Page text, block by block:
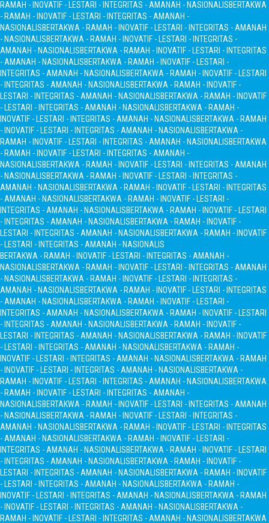
RAMAH - INOVATIF - LESTARI - INTEGRITAS - AMANAH - NASIONALISBERTAKWA
- RAMAH - INOVATIF - LESTARI - INTEGRITAS - AMANAH -
NASIONALISBERTAKWA - RAMAH - INOVATIF - LESTARI - INTEGRITAS - AMANAH
- NASIONALISBERTAKWA - RAMAH - INOVATIF - LESTARI - INTEGRITAS -
AMANAH - NASIONALISBERTAKWA - RAMAH - INOVATIF - LESTARI - INTEGRITAS
- AMANAH - NASIONALISBERTAKWA - RAMAH - INOVATIF - LESTARI -
INTEGRITAS - AMANAH - NASIONALISBERTAKWA - RAMAH - INOVATIF - LESTARI
- INTEGRITAS - AMANAH - NASIONALISBERTAKWA - RAMAH - INOVATIF -
LESTARI - INTEGRITAS - AMANAH - NASIONALISBERTAKWA - RAMAH - INOVATIF
- LESTARI - INTEGRITAS - AMANAH - NASIONALISBERTAKWA - RAMAH -
INOVATIF - LESTARI - INTEGRITAS - AMANAH - NASIONALISBERTAKWA - RAMAH
- INOVATIF - LESTARI - INTEGRITAS - AMANAH - NASIONALISBERTAKWA -
RAMAH - INOVATIF - LESTARI - INTEGRITAS - AMANAH - NASIONALISBERTAKWA
- RAMAH - INOVATIF - LESTARI - INTEGRITAS - AMANAH -
NASIONALISBERTAKWA - RAMAH - INOVATIF - LESTARI - INTEGRITAS - AMANAH
- NASIONALISBERTAKWA - RAMAH - INOVATIF - LESTARI - INTEGRITAS -
AMANAH - NASIONALISBERTAKWA - RAMAH - INOVATIF - LESTARI - INTEGRITAS
- AMANAH - NASIONALISBERTAKWA - RAMAH - INOVATIF - LESTARI -
INTEGRITAS - AMANAH - NASIONALISBERTAKWA - RAMAH - INOVATIF - LESTARI
- INTEGRITAS - AMANAH - NASIONALISBERTAKWA - RAMAH - INOVATIF -
LESTARI - INTEGRITAS - AMANAH - NASIONALISBERTAKWA - RAMAH - INOVATIF
- LESTARI - INTEGRITAS - AMANAH - NASIONALIS
BERTAKWA - RAMAH - INOVATIF - LESTARI - INTEGRITAS - AMANAH -
NASIONALISBERTAKWA - RAMAH - INOVATIF - LESTARI - INTEGRITAS - AMANAH
- NASIONALISBERTAKWA - RAMAH - INOVATIF - LESTARI - INTEGRITAS -
AMANAH - NASIONALISBERTAKWA - RAMAH - INOVATIF - LESTARI - INTEGRITAS
- AMANAH - NASIONALISBERTAKWA - RAMAH - INOVATIF - LESTARI -
INTEGRITAS - AMANAH - NASIONALISBERTAKWA - RAMAH - INOVATIF - LESTARI
- INTEGRITAS - AMANAH - NASIONALISBERTAKWA - RAMAH - INOVATIF -
LESTARI - INTEGRITAS - AMANAH - NASIONALISBERTAKWA - RAMAH - INOVATIF
- LESTARI - INTEGRITAS - AMANAH - NASIONALISBERTAKWA - RAMAH -
INOVATIF - LESTARI - INTEGRITAS - AMANAH - NASIONALISBERTAKWA - RAMAH
- INOVATIF - LESTARI - INTEGRITAS - AMANAH - NASIONALISBERTAKWA -
RAMAH - INOVATIF - LESTARI - INTEGRITAS - AMANAH - NASIONALISBERTAKWA
- RAMAH - INOVATIF - LESTARI - INTEGRITAS - AMANAH -
NASIONALISBERTAKWA - RAMAH - INOVATIF - LESTARI - INTEGRITAS - AMANAH
- NASIONALISBERTAKWA - RAMAH - INOVATIF - LESTARI - INTEGRITAS -
AMANAH - NASIONALISBERTAKWA - RAMAH - INOVATIF - LESTARI - INTEGRITAS
- AMANAH - NASIONALISBERTAKWA - RAMAH - INOVATIF - LESTARI -
INTEGRITAS - AMANAH - NASIONALISBERTAKWA - RAMAH - INOVATIF - LESTARI
- INTEGRITAS - AMANAH - NASIONALISBERTAKWA - RAMAH - INOVATIF -
LESTARI - INTEGRITAS - AMANAH - NASIONALISBERTAKWA - RAMAH - INOVATIF
- LESTARI - INTEGRITAS - AMANAH - NASIONALISBERTAKWA - RAMAH -
INOVATIF - LESTARI - INTEGRITAS - AMANAH - NASIONALISBERTAKWA - RAMAH
- INOVATIF - LESTARI - INTEGRITAS - AMANAH - NASIONALISBERTAKWA -
RAMAH - INOVATIF - LESTARI - INTEGRITAS - AMANAH - NASIONALISBERTAKWA